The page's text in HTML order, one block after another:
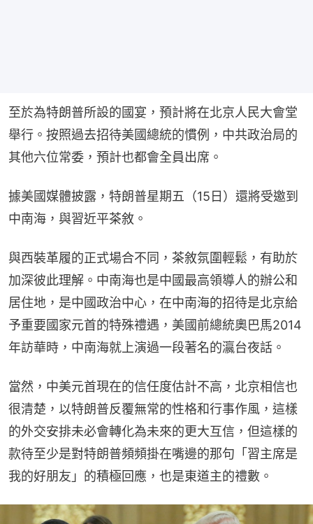
至於為特朗普所設的國宴，預計將在北京人民大會堂
舉行。按照過去招待美國總統的慣例，中共政治局的
其他六位常委，預計也都會全員出席。
據美國媒體披露，特朗普星期五（15日）還將受邀到
中南海，與習近平茶敘。
與西裝革履的正式場合不同，茶敘氛圍輕鬆，有助於
加深彼此理解。中南海也是中國最高領導人的辦公和
居住地，是中國政治中心，在中南海的招待是北京給
予重要國家元首的特殊禮遇，美國前總統奧巴馬2014
年訪華時，中南海就上演過一段著名的瀛台夜話。
當然，中美元首現在的信任度估計不高，北京相信也
很清楚，以特朗普反覆無常的性格和行事作風，這樣
的外交安排未必會轉化為未來的更大互信，但這樣的
款待至少是對特朗普頻頻掛在嘴邊的那句「習主席是
我的好朋友」的積極回應，也是東道主的禮數。